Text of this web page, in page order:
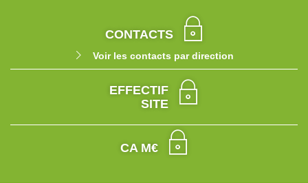
CONTACTS
Voir les contacts par direction
EFFECTIF
SITE
CA M€